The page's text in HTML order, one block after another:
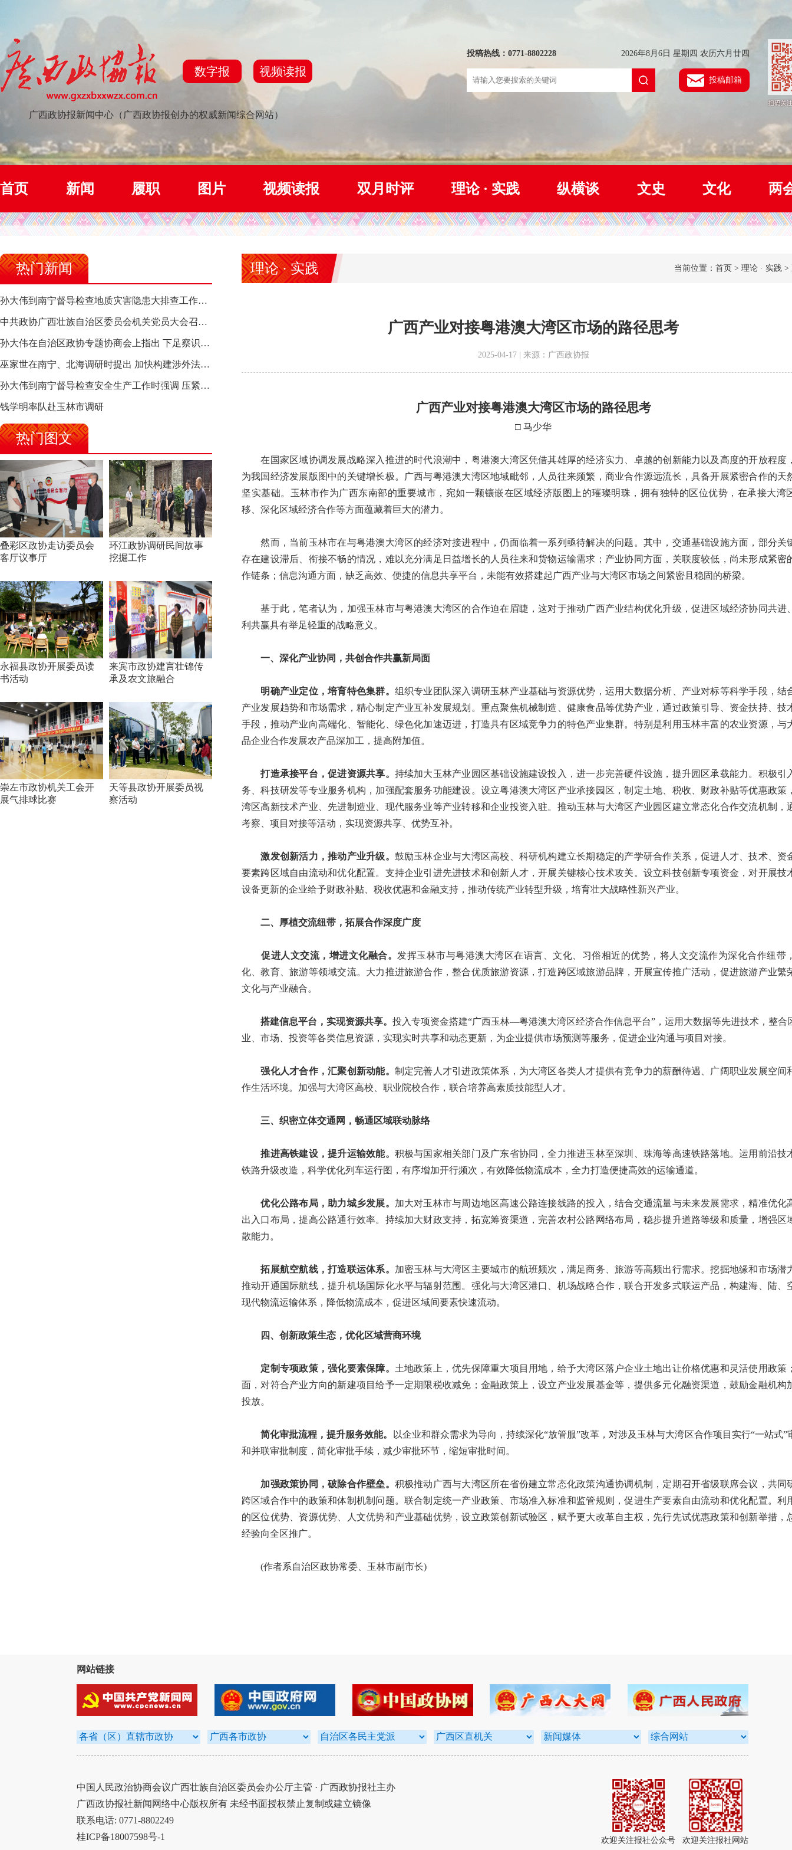
数字报 视频读报
广西政协报新闻中心（广西政协报创办的权威新闻综合网站）
投稿热线：0771-8802228 2026年8月6日 星期四 农历六月廿四
投稿邮箱
首页 新闻 履职 图片 视频读报 双月时评 理论 · 实践 纵横谈 文史 文化 两
热门新闻
孙大伟到南宁督导检查地质灾害隐患大排查工作时强调 筑牢地质灾害安全防线 全力保障人民群众生命财产安全
中共政协广西壮族自治区委员会机关党员大会召开 选举产生新一届机关党委、机关纪委
孙大伟在自治区政协专题协商会上指出 下足察识谋督之功 恪尽服务大局之责 助推有色金属、关键金属产业高质量发展
巫家世在南宁、北海调研时提出 加快构建涉外法律供给集群 护航向海经济高质量发展
孙大伟到南宁督导检查安全生产工作时强调 压紧压实责任 狠抓隐患整治 坚决筑牢安全生产防线
钱学明率队赴玉林市调研
热门图文
叠彩区政协走访委员会
客厅议事厅
环江政协调研民间故事
挖掘工作
永福县政协开展委员读
书活动
来宾市政协建言壮锦传
承及农文旅融合
崇左市政协机关工会开
展气排球比赛
天等县政协开展委员视
察活动
理论 · 实践 当前位置：首页 > 理论 · 实践 >
广西产业对接粤港澳大湾区市场的路径思考
2025-04-17 | 来源：广西政协报
广西产业对接粤港澳大湾区市场的路径思考
□ 马少华
在国家区域协调发展战略深入推进的时代浪潮中，粤港澳大湾区凭借其雄厚的经济实力、卓越的创新能力以及高度的开放程度
为我国经济发展版图中的关键增长极。广西与粤港澳大湾区地域毗邻，人员往来频繁，商业合作源远流长，具备开展紧密合作的天
坚实基础。玉林市作为广西东南部的重要城市，宛如一颗镶嵌在区域经济版图上的璀璨明珠，拥有独特的区位优势，在承接大湾
移、深化区域经济合作等方面蕴藏着巨大的潜力。
然而，当前玉林市在与粤港澳大湾区的经济对接进程中，仍面临着一系列亟待解决的问题。其中，交通基础设施方面，部分关
存在建设滞后、衔接不畅的情况，难以充分满足日益增长的人员往来和货物运输需求；产业协同方面，关联度较低，尚未形成紧密
作链条；信息沟通方面，缺乏高效、便捷的信息共享平台，未能有效搭建起广西产业与大湾区市场之间紧密且稳固的桥梁。
基于此，笔者认为，加强玉林市与粤港澳大湾区的合作迫在眉睫，这对于推动广西产业结构优化升级，促进区域经济协同共进
利共赢具有举足轻重的战略意义。
一、深化产业协同，共创合作共赢新局面
明确产业定位，培育特色集群。 组织专业团队深入调研玉林产业基础与资源优势，运用大数据分析、产业对标等科学手段，结
产业发展趋势和市场需求，精心制定产业互补发展规划。重点聚焦机械制造、健康食品等优势产业，通过政策引导、资金扶持、技
手段，推动产业向高端化、智能化、绿色化加速迈进，打造具有区域竞争力的特色产业集群。特别是利用玉林丰富的农业资源，与
品企业合作发展农产品深加工，提高附加值。
打造承接平台，促进资源共享。 持续加大玉林产业园区基础设施建设投入，进一步完善硬件设施，提升园区承载能力。积极引
务、科技研发等专业服务机构，加强配套服务功能建设。设立粤港澳大湾区产业承接园区，制定土地、税收、财政补贴等优惠政策
湾区高新技术产业、先进制造业、现代服务业等产业转移和企业投资入驻。推动玉林与大湾区产业园区建立常态化合作交流机制，
考察、项目对接等活动，实现资源共享、优势互补。
激发创新活力，推动产业升级。 鼓励玉林企业与大湾区高校、科研机构建立长期稳定的产学研合作关系，促进人才、技术、资
要素跨区域自由流动和优化配置。支持企业引进先进技术和创新人才，开展关键核心技术攻关。设立科技创新专项资金，对开展技
设备更新的企业给予财政补贴、税收优惠和金融支持，推动传统产业转型升级，培育壮大战略性新兴产业。
二、厚植交流纽带，拓展合作深度广度
促进人文交流，增进文化融合。 发挥玉林市与粤港澳大湾区在语言、文化、习俗相近的优势，将人文交流作为深化合作纽带
化、教育、旅游等领域交流。大力推进旅游合作，整合优质旅游资源，打造跨区域旅游品牌，开展宣传推广活动，促进旅游产业繁
文化与产业融合。
搭建信息平台，实现资源共享。 投入专项资金搭建“广西玉林—粤港澳大湾区经济合作信息平台”，运用大数据等先进技术，整合
业、市场、投资等各类信息资源，实现实时共享和动态更新，为企业提供市场预测等服务，促进企业沟通与项目对接。
强化人才合作，汇聚创新动能。 制定完善人才引进政策体系，为大湾区各类人才提供有竞争力的薪酬待遇、广阔职业发展空间
作生活环境。加强与大湾区高校、职业院校合作，联合培养高素质技能型人才。
三、织密立体交通网，畅通区域联动脉络
推进高铁建设，提升运输效能。 积极与国家相关部门及广东省协同，全力推进玉林至深圳、珠海等高速铁路落地。运用前沿技
铁路升级改造，科学优化列车运行图，有序增加开行频次，有效降低物流成本，全力打造便捷高效的运输通道。
优化公路布局，助力城乡发展。 加大对玉林市与周边地区高速公路连接线路的投入，结合交通流量与未来发展需求，精准优化
出入口布局，提高公路通行效率。持续加大财政支持，拓宽筹资渠道，完善农村公路网络布局，稳步提升道路等级和质量，增强区
散能力。
拓展航空航线，打造联运体系。 加密玉林与大湾区主要城市的航班频次，满足商务、旅游等高频出行需求。挖掘地缘和市场潜
推动开通国际航线，提升机场国际化水平与辐射范围。强化与大湾区港口、机场战略合作，联合开发多式联运产品，构建海、陆、
现代物流运输体系，降低物流成本，促进区域间要素快速流动。
四、创新政策生态，优化区域营商环境
定制专项政策，强化要素保障。 土地政策上，优先保障重大项目用地，给予大湾区落户企业土地出让价格优惠和灵活使用政策
面，对符合产业方向的新建项目给予一定期限税收减免；金融政策上，设立产业发展基金等，提供多元化融资渠道，鼓励金融机构
投放。
简化审批流程，提升服务效能。
以企业和群众需求为导向，持续深化“放管服”改革，对涉及玉林与大湾区合作项目实行“一站式”
和并联审批制度，简化审批手续，减少审批环节，缩短审批时间。
加强政策协同，破除合作壁垒。 积极推动广西与大湾区所在省份建立常态化政策沟通协调机制，定期召开省级联席会议，共同
跨区域合作中的政策和体制机制问题。联合制定统一产业政策、市场准入标准和监管规则，促进生产要素自由流动和优化配置。利
的区位优势、资源优势、人文优势和产业基础优势，设立政策创新试验区，赋予更大改革自主权，先行先试优惠政策和创新举措，
经验向全区推广。
(作者系自治区政协常委、玉林市副市长)
网站链接
中国人民政治协商会议广西壮族自治区委员会办公厅主管 · 广西政协报社主办
广西政协报社新闻网络中心版权所有 未经书面授权禁止复制或建立镜像
联系电话: 0771-8802249
桂ICP备18007598号-1
欢迎关注报社公众号 欢迎关注报社网站